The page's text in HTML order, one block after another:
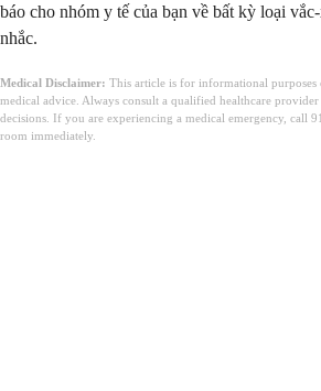
báo cho nhóm y tế của bạn về bất kỳ loại
nhắc.
Medical Disclaimer: This article is for informational purposes
medical advice. Always consult a qualified healthcare
decisions. If you are experiencing a medical emergency, call
room immediately.